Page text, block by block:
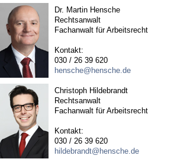
Dr. Martin Hensche
Rechtsanwalt
Fachanwalt für Arbeitsrecht
Kontakt:
030 / 26 39 620
hensche@hensche.de
Christoph Hildebrandt
Rechtsanwalt
Fachanwalt für Arbeitsrecht
Kontakt:
030 / 26 39 620
hildebrandt@hensche.de